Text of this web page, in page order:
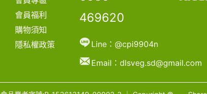
會員福利
購物須知
隱私權政策
469620
Line： @cpi9904n
Email： dlsveg.sd@gmail.com